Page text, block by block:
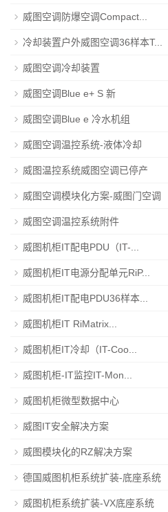
威图空调防爆空调Compact...
冷却装置户外威图空调36样本T...
威图空调冷却装置
威图空调Blue e+ S 新
威图空调Blue e 冷水机组
威图空调温控系统-液体冷却
威图温控系统威图空调已停产
威图空调模块化方案-威图门空调
威图空调温控系统附件
威图机柜IT配电PDU（IT-...
威图机柜IT电源分配单元RiP...
威图机柜IT配电PDU36样本...
威图机柜IT RiMatrix...
威图机柜IT冷却（IT-Coo...
威图机柜-IT监控IT-Mon...
威图机柜微型数据中心
威图IT安全解决方案
威图模块化的RZ解决方案
德国威图机柜系统扩装-底座系统
威图机柜系统扩装-VX底座系统